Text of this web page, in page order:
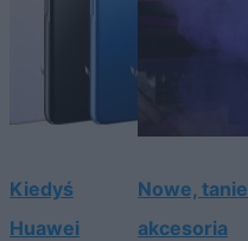
Kiedyś
Huawei
Nowe, tanie
akcesoria